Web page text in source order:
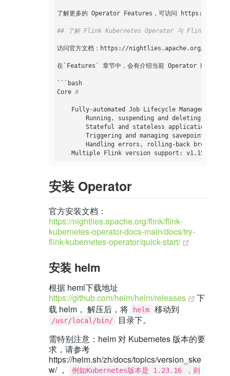
了解更多的 Operator Features，可访问 https://
## 了解 Flink Kubernetes Operator 与 Flink 版本关
访问官方文档：https://nightlies.apache.org/flink/
在`Features` 章节中，会有介绍当前 Operator 版本所支
```bash
Core #
    Fully-automated Job Lifecycle Management
Running, suspending and deleting
Stateful and stateless application
        Triggering and managing savepoints
Handling errors, rolling-back broken
安装 Operator
官方安装文档：
https://nightlies.apache.org/flink/flink-
kubernetes-operator-docs-main/docs/try-
flink-kubernetes-operator/quick-start/
安装 helm
根据 heml下载地址
https://github.com/helm/helm/releases
下
载 helm， 解压后，将
helm 移动到
/usr/local/bin/
目录下。
需特别注意：helm 对 Kubernetes 版本的要
求，请参考
https://helm.sh/zh/docs/topics/version_ske
w/ ，
例如Kubernetes版本是 1.23.16 ，则